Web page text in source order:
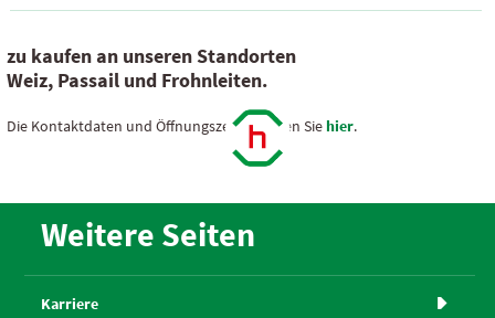
zu kaufen an unseren Standorten
Weiz, Passail und Frohnleiten.
Die Kontaktdaten und Öffnungszeiten finden Siehier.
Weitere Seiten
Karriere 